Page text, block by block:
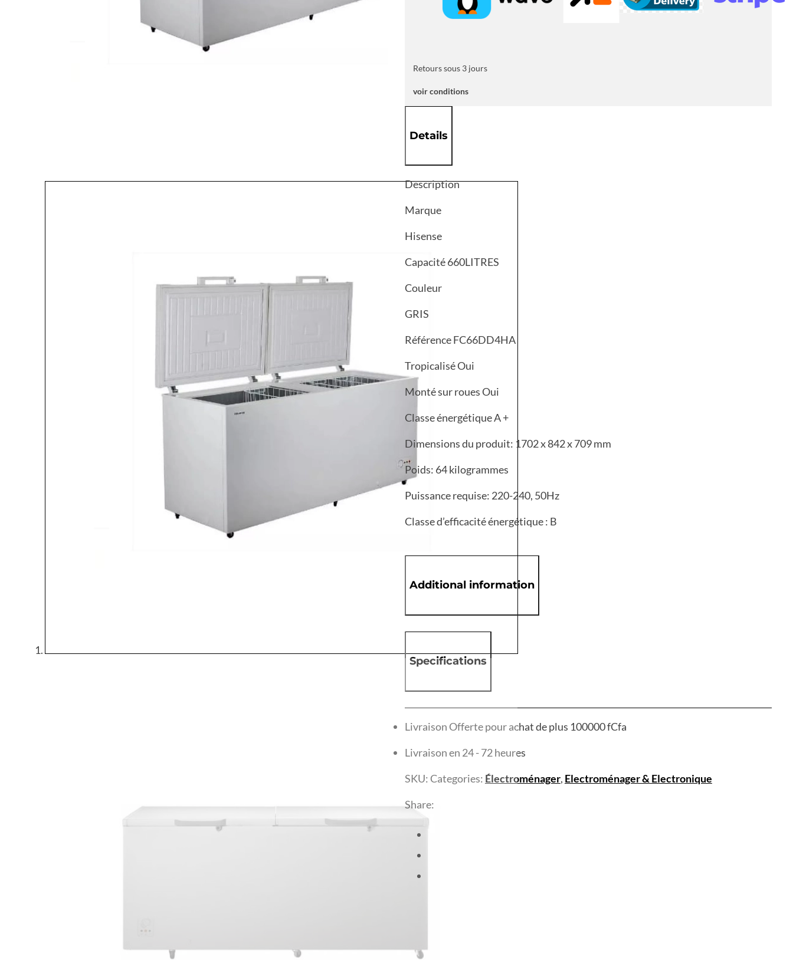
Retours sous 3 jours
voir conditions
Details
Description
Marque
Hisense
Capacité 660LITRES
Couleur
GRIS
Référence FC66DD4HA
Tropicalisé Oui
Monté sur roues Oui
Classe énergétique A +
Dimensions du produit: 1702 x 842 x 709 mm
Poids: 64 kilogrammes
Puissance requise: 220-240, 50Hz
Classe d’efficacité énergétique : B
Additional information
Specifications
Livraison Offerte pour achat de plus 100000 fCfa
Livraison en 24 - 72 heures
SKU: Categories: Électroménager, Electroménager & Electronique
Share: